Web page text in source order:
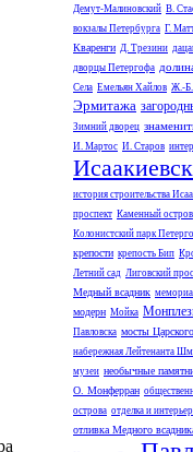
Демут-Малиновский В.
вокзалы Петербурга Г.
Кваренги Д. Трезини
дворцы Петергофа
Села Емельян Хайлов Ж.-Б.
Эрмитажа
Зимний дворец
И. Мартос И. Старов
история строительства
проспект Каменный остров
Колонистский парк
крепости крепость Бип
Летний сад Лиговский
Медный всадник
модерн Мойка
Павловска мосты
набережная Лейтенанта
музеи необычные
О. Монферран
острова отделка и
отливка Медного